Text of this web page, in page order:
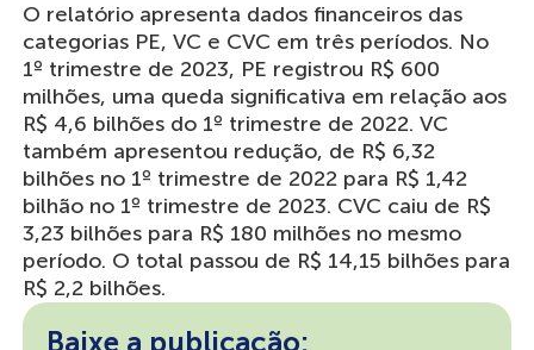
O relatório apresenta dados financeiros das
categorias PE, VC e CVC em três períodos. No
1º trimestre de 2023, PE registrou R$ 600
milhões, uma queda significativa em relação aos
R$ 4,6 bilhões do 1º trimestre de 2022. VC
também apresentou redução, de R$ 6,32
bilhões no 1º trimestre de 2022 para R$ 1,42
bilhão no 1º trimestre de 2023. CVC caiu de R$
3,23 bilhões para R$ 180 milhões no mesmo
período. O total passou de R$ 14,15 bilhões para
R$ 2,2 bilhões.
Baixe a publicação: